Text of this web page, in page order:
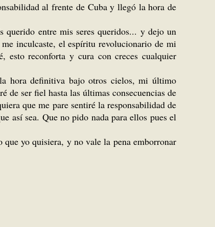
al frente de Cuba y llegó la hora de
querido entre mis seres queridos... y dejo un
inculcaste, el espíritu revolucionario de mi
esto reconforta y cura con creces cualquier
hora definitiva bajo otros cielos, mi último
de ser fiel hasta las últimas consecuencias de
que me pare sentiré la responsabilidad de
así sea. Que no pido nada para ellos pues el
que yo quisiera, y no vale la pena emborronar